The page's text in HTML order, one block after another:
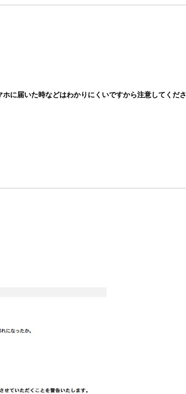
に届いた時などはわかりにくいですから注意してくださ